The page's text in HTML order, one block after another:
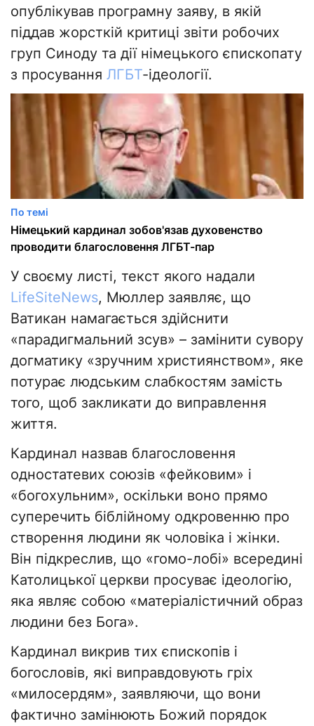
опублікував програмну заяву, в якій
піддав жорсткій критиці звіти робочих
груп Синоду та дії німецького єпископату
з просування ЛГБТ-ідеології.
По темі
Німецький кардинал зобов'язав духовенство
проводити благословення ЛГБТ-пар
У своєму листі, текст якого надали
LifeSiteNews, Мюллер заявляє, що
Ватикан намагається здійснити
«парадигмальний зсув» – замінити сувору
догматику «зручним християнством», яке
потурає людським слабкостям замість
того, щоб закликати до виправлення
життя.
Кардинал назвав благословення
одностатевих союзів «фейковим» і
«богохульним», оскільки воно прямо
суперечить біблійному одкровенню про
створення людини як чоловіка і жінки.
Він підкреслив, що «гомо-лобі» всередині
Католицької церкви просуває ідеологію,
яка являє собою «матеріалістичний образ
людини без Бога».
Кардинал викрив тих єпископів і
богословів, які виправдовують гріх
«милосердям», заявляючи, що вони
фактично замінюють Божий порядок